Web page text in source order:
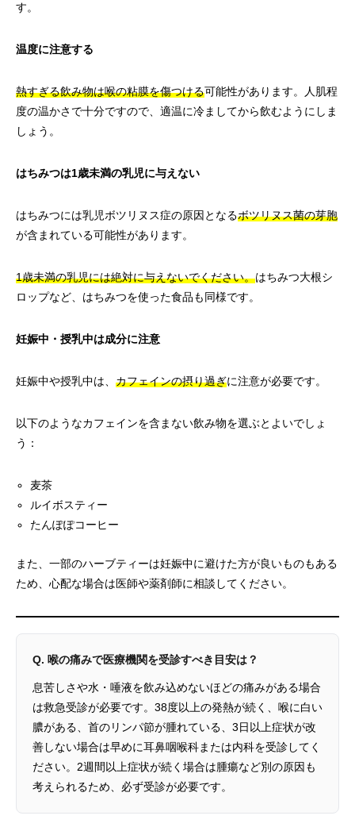
す。
温度に注意する
熱すぎる飲み物は喉の粘膜を傷つける可能性があります。人肌程
度の温かさで十分ですので、適温に冷ましてから飲むようにしま
しょう。
はちみつは1歳未満の乳児に与えない
はちみつには乳児ボツリヌス症の原因となるボツリヌス菌の芽胞
が含まれている可能性があります。
1歳未満の乳児には絶対に与えないでください。はちみつ大根シ
ロップなど、はちみつを使った食品も同様です。
妊娠中・授乳中は成分に注意
妊娠中や授乳中は、 カフェインの摂り過ぎに注意が必要です。
以下のようなカフェインを含まない飲み物を選ぶとよいでしょ
う：
麦茶
ルイボスティー
たんぽぽコーヒー
また、一部のハーブティーは妊娠中に避けた方が良いものもある
ため、心配な場合は医師や薬剤師に相談してください。
Q. 喉の痛みで医療機関を受診すべき目安は？
息苦しさや水・唾液を飲み込めないほどの痛みがある場合
は救急受診が必要です。38度以上の発熱が続く、喉に白い
膿がある、首のリンパ節が腫れている、3日以上症状が改
善しない場合は早めに耳鼻咽喉科または内科を受診してく
ださい。2週間以上症状が続く場合は腫瘍など別の原因も
考えられるため、必ず受診が必要です。